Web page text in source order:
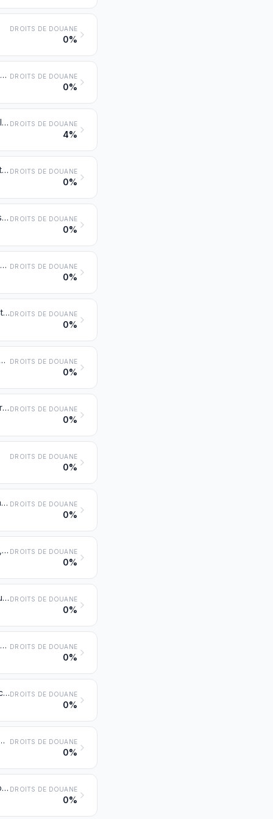
DROITS DE DOUANE
0%
Bigues; grues et blondins; ponts roulants, portiques de déchargement ou de manutention, ponts-grues, chariots-cavaliers et chariots-grues DROITS DE DOUANE
0%
Chariots-gerbeurs; autres chariots de manutention munis d'un dispositif de levage DROITS DE DOUANE
4%
Autres machines et appareils de levage, de chargement, de déchargement ou de manutention (ascenseurs, escaliers mécaniques, transporteurs, téléphériques, par exemple) DROITS DE DOUANE
0%
Bouteurs (bulldozers), bouteurs biais (angledozers), niveleuses, décapeuses (scrapers), pelles mécaniques, excavateurs, chargeuses et chargeuses-pelleteuses, compacteuses et rouleaux compresseurs, autopropulsés DROITS DE DOUANE
0%
Autres machines et appareils de terrassement, nivellement, décapage, excavation, compactage, extraction ou forage de la terre, des minéraux ou des minerais; sonnettes de battage et machines pour l'arrachage des pieux; chasse-neige DROITS DE DOUANE
0%
Parties reconnaissables comme étant exclusivement ou principalement destinées aux machines ou appareils des nos 8425 à 8430DROITS DE DOUANE
0%
Machines, appareils et engins agricoles, horticoles ou sylvicoles pour la préparation ou le travail du sol ou pour la culture; rouleaux pour pelouses ou terrains de sport DROITS DE DOUANE
0%
Machines, appareils et engins pour la récolte et le battage des produits agricoles, y compris les presses à paille ou à fourrage; tondeuses à gazon et faucheuses; machines pour le nettoyage ou le triage des œufs, fruits ou autres produits agricoles, autres que les machines et appareils du no 8437 DROITS DE DOUANE
0%
DROITS DE DOUANE
0%
Presses et pressoirs, fouloirs et machines et appareils analogues pour la fabrication du vin, du cidre, des jus de fruits ou de boissons similaires DROITS DE DOUANE
0%
Autres machines et appareils pour l'agriculture, l'horticulture, la sylviculture, l'aviculture ou l'apiculture, y compris les germoirs comportant des dispositifs mécaniques ou thermiques et les couveuses et éleveuses pour l'aviculture DROITS DE DOUANE
0%
Machines pour le nettoyage, le triage ou le criblage des grains ou des légumes secs; machines et appareils pour la minoterie ou le traitement des céréales ou légumes secs, autres que les machines et appareils du type fermier DROITS DE DOUANE
0%
Machines et appareils, non dénommés ni compris ailleurs dans le présent chapitre, pour la préparation ou la fabrication industrielles d'aliments ou de boissons, autres que les machines et appareils pour l'extraction ou la préparation des huiles ou graisses végétales ou d’origine microbienne fixes ou animales DROITS DE DOUANE
0%
Machines et appareils pour la fabrication de la pâte de matières fibreuses cellulosiques ou pour la fabrication ou le finissage du papier ou du cartonDROITS DE DOUANE
0%
y compris les machines à coudre les feuillets DROITS DE DOUANE
0%
Autres machines et appareils pour le travail de la pâte à papier, du papier ou du carton, y compris les coupeuses de tous types DROITS DE DOUANE
0%